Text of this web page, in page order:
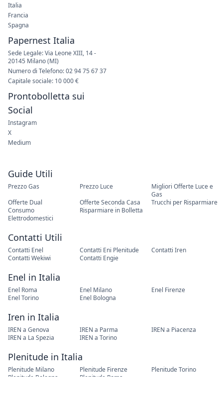
Guide Utili
Prezzo Gas Prezzo Luce
Migliori Offerte Luce e
Gas
Offerte Dual
Offerte Seconda Casa
Trucchi per Risparmiare
Consumo
Elettrodomestici
Risparmiare in Bolletta
Contatti Utili
Contatti Enel Contatti Eni Plenitude
Contatti Iren
Contatti Wekiwi
Contatti Engie
Enel in Italia
Enel Roma Enel Milano
Enel Firenze
Enel Torino
Enel Bologna
Iren in Italia
IREN a Genova IREN a Parma
IREN a Piacenza
IREN a La Spezia
IREN a Torino
Plenitude in Italia
Plenitude Milano Plenitude Firenze
Plenitude Torino
Plenitude Bologna
Plenitude Roma
Italia
Francia
Spagna
Papernest Italia
Sede Legale: Via Leone XIII, 14 -
20145 Milano (MI)
Numero di Telefono: 02 94 75 67 37
Capitale sociale: 10 000 €
Prontobolletta sui
Social
Instagram
X
Medium